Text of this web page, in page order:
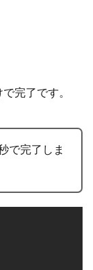
完了です。
で完了しま